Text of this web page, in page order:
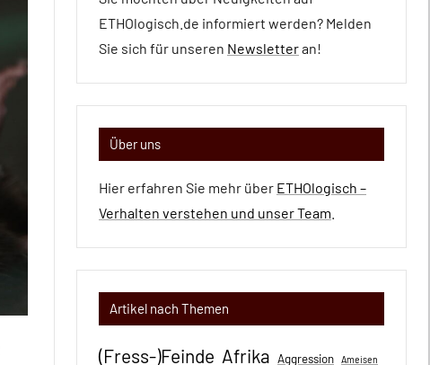
ETHOlogisch.de informiert werden? Melden
Sie sich für unseren Newsletteran!
Über uns
Hier erfahren Sie mehr über ETHOlogisch –
Verhalten verstehen und unser Team
Artikel nach Themen
(Fress-)Feinde Afrika Aggression Ameisen